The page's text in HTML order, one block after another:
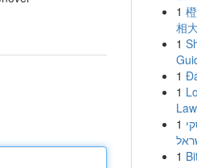
1
相
1
1
1
1
1